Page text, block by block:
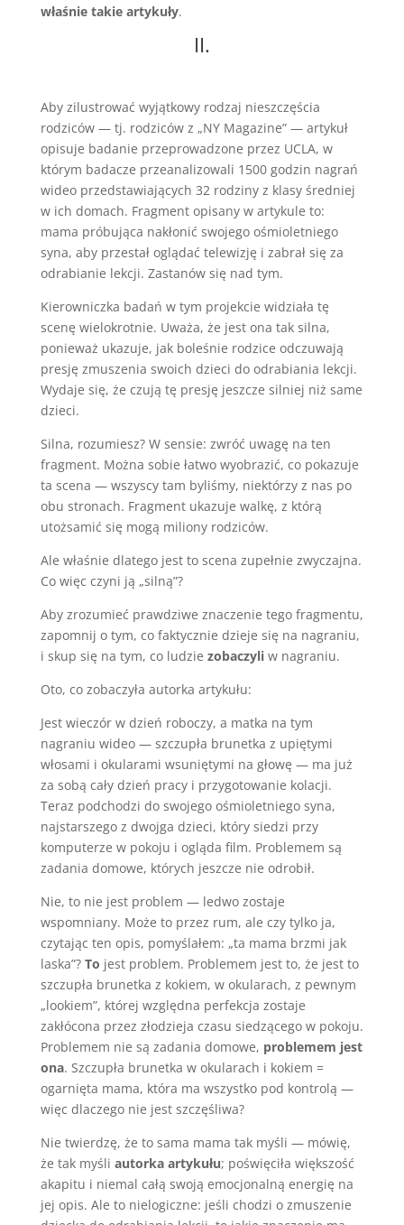
właśnie takie artykuły.
II.
Aby zilustrować wyjątkowy rodzaj nieszczęścia
rodziców — tj. rodziców z „NY Magazine” — artykuł
opisuje badanie przeprowadzone przez UCLA, w
którym badacze przeanalizowali 1500 godzin nagrań
wideo przedstawiających 32 rodziny z klasy średniej
w ich domach. Fragment opisany w artykule to:
mama próbująca nakłonić swojego ośmioletniego
syna, aby przestał oglądać telewizję i zabrał się za
odrabianie lekcji. Zastanów się nad tym.
Kierowniczka badań w tym projekcie widziała tę
scenę wielokrotnie. Uważa, że jest ona tak silna,
ponieważ ukazuje, jak boleśnie rodzice odczuwają
presję zmuszenia swoich dzieci do odrabiania lekcji.
Wydaje się, że czują tę presję jeszcze silniej niż same
dzieci.
Silna, rozumiesz? W sensie: zwróć uwagę na ten
fragment. Można sobie łatwo wyobrazić, co pokazuje
ta scena — wszyscy tam byliśmy, niektórzy z nas po
obu stronach. Fragment ukazuje walkę, z którą
utożsamić się mogą miliony rodziców.
Ale właśnie dlatego jest to scena zupełnie zwyczajna.
Co więc czyni ją „silną”?
Aby zrozumieć prawdziwe znaczenie tego fragmentu,
zapomnij o tym, co faktycznie dzieje się na nagraniu,
i skup się na tym, co ludzie zobaczyliw nagraniu.
Oto, co zobaczyła autorka artykułu:
Jest wieczór w dzień roboczy, a matka na tym
nagraniu wideo — szczupła brunetka z upiętymi
włosami i okularami wsuniętymi na głowę — ma już
za sobą cały dzień pracy i przygotowanie kolacji.
Teraz podchodzi do swojego ośmioletniego syna,
najstarszego z dwojga dzieci, który siedzi przy
komputerze w pokoju i ogląda film. Problemem są
zadania domowe, których jeszcze nie odrobił.
Nie, to nie jest problem — ledwo zostaje
wspomniany. Może to przez rum, ale czy tylko ja,
czytając ten opis, pomyślałem: „ta mama brzmi jak
laska”? To jest problem. Problemem jest to, że jest to
szczupła brunetka z kokiem, w okularach, z pewnym
„lookiem”, której względna perfekcja zostaje
zakłócona przez złodzieja czasu siedzącego w pokoju.
Problemem nie są zadania domowe, problemem jest
ona. Szczupła brunetka w okularach i kokiem =
ogarnięta mama, która ma wszystko pod kontrolą —
więc dlaczego nie jest szczęśliwa?
Nie twierdzę, że to sama mama tak myśli — mówię,
że tak myśli autorka artykułu; poświęciła większość
akapitu i niemal całą swoją emocjonalną energię na
jej opis. Ale to nielogiczne: jeśli chodzi o zmuszenie